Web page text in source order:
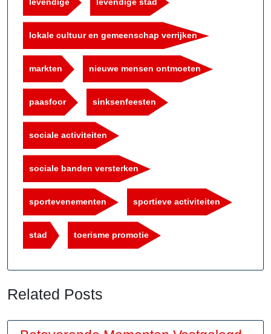
levendige levendige stad
lokale cultuur en gemeenschap verrijken
markten nieuwe mensen ontmoeten
paasfoor sinksenfeesten
sociale activiteiten
sociale banden versterken
sportevenementen sportieve activiteiten
stad toerisme promotie
Related Posts